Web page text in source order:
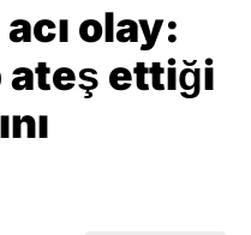
olay:
ateş ettiği